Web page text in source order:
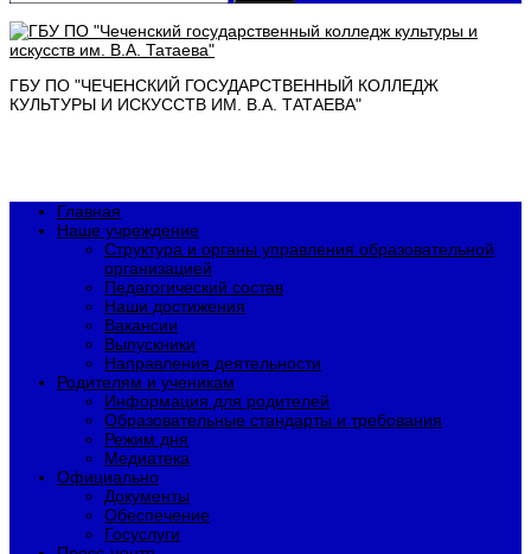
ГБУ ПО "ЧЕЧЕНСКИЙ ГОСУДАРСТВЕННЫЙ КОЛЛЕДЖ
КУЛЬТУРЫ И ИСКУССТВ ИМ. В.А. ТАТАЕВА"
Главная
Наше учреждение
Структура и органы управления образовательной
организацией
Педагогический состав
Наши достижения
Вакансии
Выпускники
Направления деятельности
Родителям и ученикам
Информация для родителей
Образовательные стандарты и требования
Режим дня
Медиатека
Официально
Документы
Обеспечение
Госуслуги